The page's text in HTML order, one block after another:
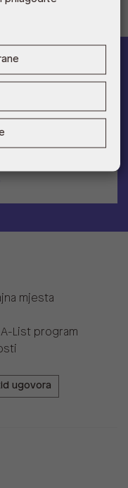
mjesta
A-List program
ugovora